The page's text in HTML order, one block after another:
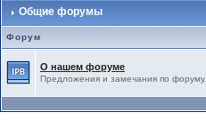
Общие форумы
Форум
О нашем форуме
Предложения и замечания по форуму.